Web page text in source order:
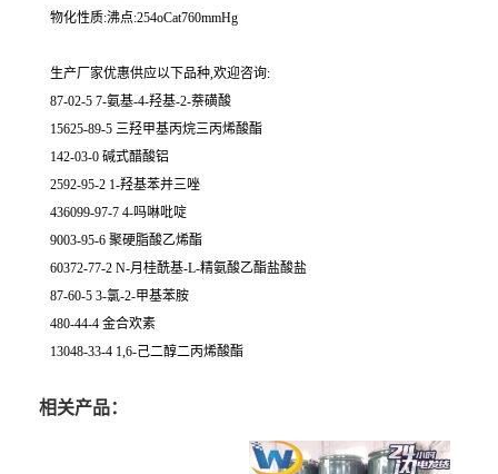
物化性质:沸点:254oCat760mmHg
生产厂家优惠供应以下品种,欢迎咨询:
87-02-5 7-氨基-4-羟基-2-萘磺酸
15625-89-5 三羟甲基丙烷三丙烯酸酯
142-03-0 碱式醋酸铝
2592-95-2 1-羟基苯并三唑
436099-97-7 4-吗啉吡啶
9003-95-6 聚硬脂酸乙烯酯
60372-77-2 N-月桂酰基-L-精氨酸乙酯盐酸盐
87-60-5 3-氯-2-甲基苯胺
480-44-4 金合欢素
13048-33-4 1,6-己二醇二丙烯酸酯
相关产品：